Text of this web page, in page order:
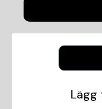
Lägg